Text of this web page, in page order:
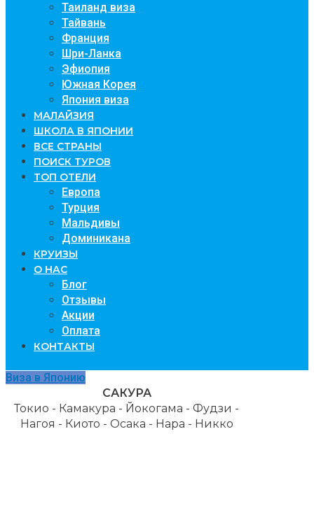
Таиланд виза
Тайвань
Франция
Шри-Ланка
Эфиопия
Южная Корея
Япония виза
МАЛАЙЗИЯ
ШКОЛА В ЯПОНИИ
ВСЕ СТРАНЫ
ПОИСК ТУРОВ
ТОП ОТЕЛИ
Европа
Турция
Мальдивы
Доминикана
КРУИЗЫ
О НАС
Блог
Отзывы
Акции
Оплата
КОНТАКТЫ
Виза в Японию
САКУРА
Токио - Камакура - Йокогама - Фудзи -
Нагоя - Киото - Осака - Нара - Никко